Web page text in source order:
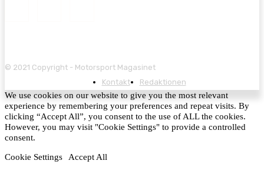
© 2021 Copyright - Motorsport Magasinet
Kontakt
Redaktionen
We use cookies on our website to give you the most relevant
experience by remembering your preferences and repeat visits. By
clicking “Accept All”, you consent to the use of ALL the cookies.
However, you may visit "Cookie Settings" to provide a controlled
consent.
Cookie Settings Accept All